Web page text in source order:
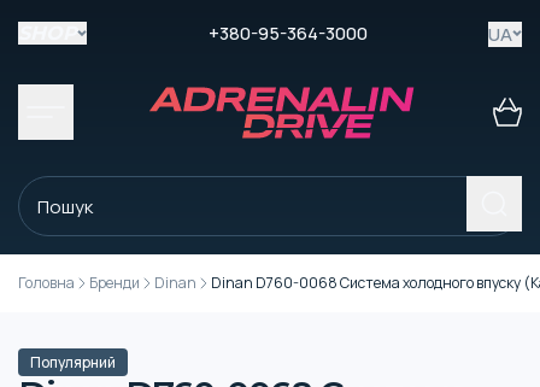
+380-95-364-3000 UA
Головна Бренди Dinan Dinan D760-0068 Система холодного
Популярний